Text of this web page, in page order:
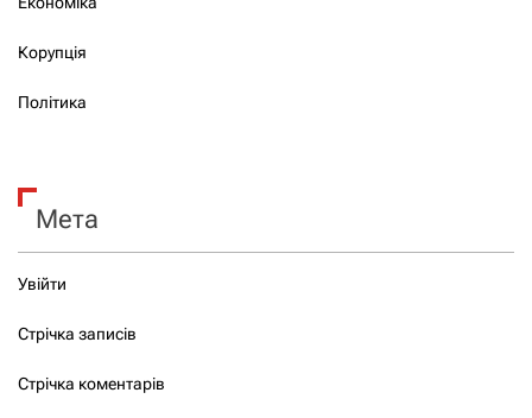
Корупція
Політика
Мета
Увійти
Стрічка записів
Стрічка коментарів